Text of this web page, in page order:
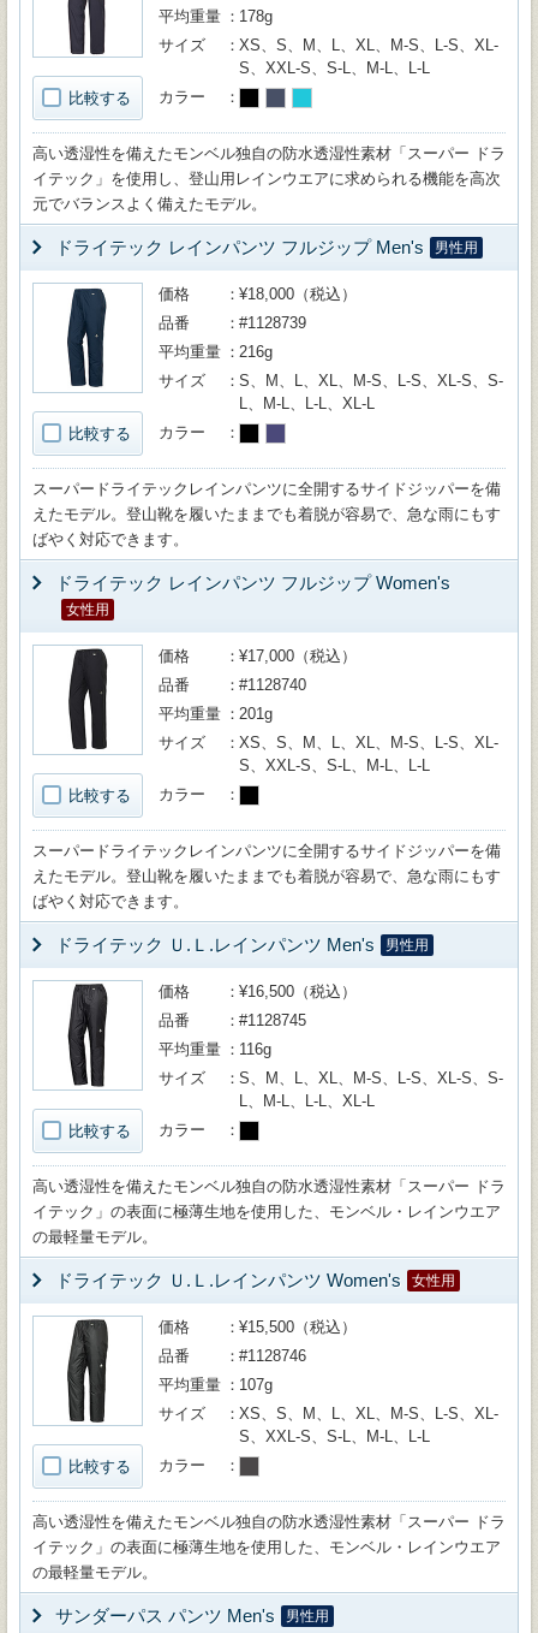
比較する
平均重量
178g
サイズ
XS、S、M、L、XL、M-S、L-S、XL-
S、XXL-S、S-L、M-L、L-L
カラー
高い透湿性を備えたモンベル独自の防水透湿性素材「スーパー ドラ
イテック」を使用し、登山用レインウエアに求められる機能を高次
元でバランスよく備えたモデル。
ドライテック レインパンツ フルジップ Men's 男性用
比較する
価格
¥18,000（税込）
品番
#1128739
平均重量
216g
サイズ
S、M、L、XL、M-S、L-S、XL-S、S-
L、M-L、L-L、XL-L
カラー
スーパードライテックレインパンツに全開するサイドジッパーを備
えたモデル。登山靴を履いたままでも着脱が容易で、急な雨にもす
ばやく対応できます。
ドライテック レインパンツ フルジップ Women's
女性用
比較する
価格
¥17,000（税込）
品番
#1128740
平均重量
201g
サイズ
XS、S、M、L、XL、M-S、L-S、XL-
S、XXL-S、S-L、M-L、L-L
カラー
スーパードライテックレインパンツに全開するサイドジッパーを備
えたモデル。登山靴を履いたままでも着脱が容易で、急な雨にもす
ばやく対応できます。
ドライテック Ｕ.Ｌ.レインパンツ Men's 男性用
比較する
価格
¥16,500（税込）
品番
#1128745
平均重量
116g
サイズ
S、M、L、XL、M-S、L-S、XL-S、S-
L、M-L、L-L、XL-L
カラー
高い透湿性を備えたモンベル独自の防水透湿性素材「スーパー ドラ
イテック」の表面に極薄生地を使用した、モンベル・レインウエア
の最軽量モデル。
ドライテック Ｕ.Ｌ.レインパンツ Women's 女性用
比較する
価格
¥15,500（税込）
品番
#1128746
平均重量
107g
サイズ
XS、S、M、L、XL、M-S、L-S、XL-
S、XXL-S、S-L、M-L、L-L
カラー
高い透湿性を備えたモンベル独自の防水透湿性素材「スーパー ドラ
イテック」の表面に極薄生地を使用した、モンベル・レインウエア
の最軽量モデル。
サンダーパス パンツ Men's 男性用